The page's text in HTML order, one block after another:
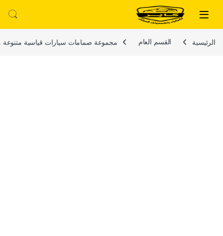
تخطي إلى المحتوى
الرئيسية القسم العام مجموعة صمامات سيارات قياسية متنوعة مجموعة متنوعة من